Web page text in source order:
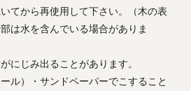
てから再使用して下さい。（木の表
は水を含んでいる場合がありま
にじみ出ることがあります。
ル）・サンドペーパーでこすること